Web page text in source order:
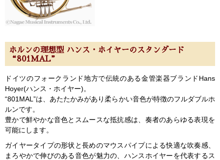
ホルンの理想型 ハンス・ホイヤーのスタンダード
“801MAL”
ドイツのフォークランド地方で伝統のある金管楽器ブランドHans
Hoyer(ハンス・ホイヤー)。
“801MAL”は、あたたかみがあり柔らかい音色が特徴のフルダブルホ
ルンです。
豊かで鮮やかな音色とスムースな抵抗感は、奏者のあらゆる表現を
可能にします。
ガイヤータイプの形状と長めのマウスパイプによる快適な吹奏感、
まろやかで伸びのある音色が魅力の、ハンスホイヤーを代表するス